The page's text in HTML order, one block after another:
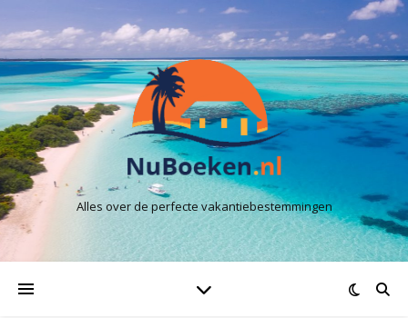
Alles over de perfecte vakantiebestemmingen